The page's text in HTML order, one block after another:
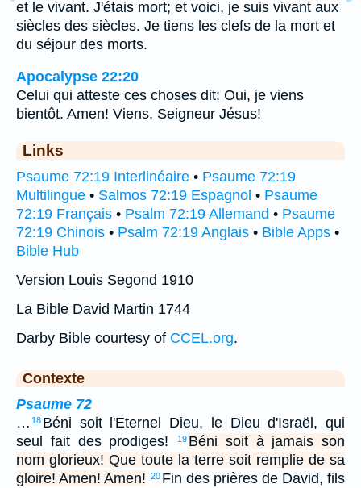
et le vivant. J'étais mort; et voici, je suis vivant aux
siècles des siècles. Je tiens les clefs de la mort et
du séjour des morts.
Apocalypse 22:20
Celui qui atteste ces choses dit: Oui, je viens
bientôt. Amen! Viens, Seigneur Jésus!
Links
Psaume 72:19 Interlinéaire • Psaume 72:19
Multilingue • Salmos 72:19 Espagnol • Psaume
72:19 Français • Psalm 72:19 Allemand • Psaume
72:19 Chinois • Psalm 72:19 Anglais • Bible Apps •
Bible Hub
Version Louis Segond 1910
La Bible David Martin 1744
Darby Bible courtesy of CCEL.org.
Contexte
Psaume 72
… 18 Béni soit l'Eternel Dieu, le Dieu d'Israël, qui
seul fait des prodiges!
19 Béni soit à jamais son
nom glorieux! Que toute la terre soit remplie de sa
gloire! Amen! Amen! 20 Fin des prières de David, fils